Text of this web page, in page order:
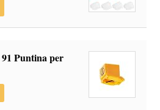
Puntina per